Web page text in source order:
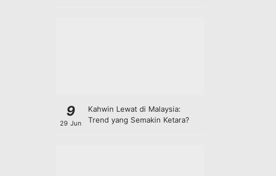
9
29 Jun
Kahwin Lewat di Malaysia:
Trend yang Semakin Ketara?